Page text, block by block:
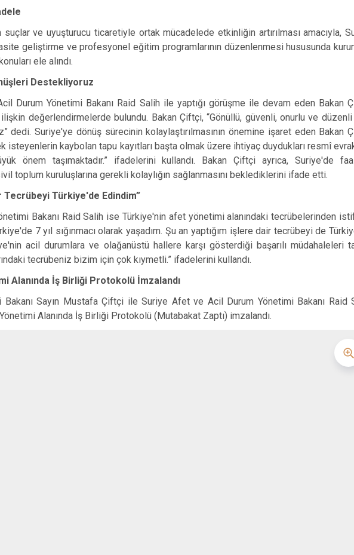
suçlar ve uyuşturucu ticaretiyle ortak mücadelede etkinliğin artırılması amacıyla,
geliştirme ve profesyonel eğitim programlarının düzenlenmesi hususunda
ele alındı.
Destekliyoruz
Durum Yönetimi Bakanı Raid Salih ile yaptığı görüşme ile devam eden Bakan
değerlendirmelerde bulundu. Bakan Çiftçi, “Gönüllü, güvenli, onurlu ve
dedi. Suriye'ye dönüş sürecinin kolaylaştırılmasının önemine işaret eden Bakan
isteyenlerin kaybolan tapu kayıtları başta olmak üzere ihtiyaç duydukları resmî
önem taşımaktadır.” ifadelerini kullandı. Bakan Çiftçi ayrıca, Suriye'de
toplum kuruluşlarına gerekli kolaylığın sağlanmasını beklediklerini ifade etti.
Tecrübeyi Türkiye'de Edindim”
Bakanı Raid Salih ise Türkiye'nin afet yönetimi alanındaki tecrübelerinden
7 yıl sığınmacı olarak yaşadım. Şu an yaptığım işlere dair tecrübeyi de
acil durumlara ve olağanüstü hallere karşı gösterdiği başarılı müdahaleleri
tecrübeniz bizim için çok kıymetli.” ifadelerini kullandı.
Alanında İş Birliği Protokolü İmzalandı
Bakanı Sayın Mustafa Çiftçi ile Suriye Afet ve Acil Durum Yönetimi Bakanı Raid
Alanında İş Birliği Protokolü (Mutabakat Zaptı) imzalandı.